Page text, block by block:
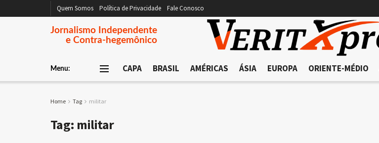
Quem Somos Política de Privacidade Fale Conosco
Jornalismo Independente
e Contra-hegemônico
Menu: CAPA BRASIL AMÉRICAS ÁSIA EUROPA ORIENTE-MÉDIO
Home Tag militar
Tag: militar